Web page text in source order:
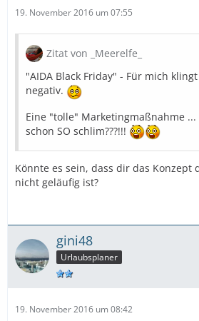
19. November 2016 um 07:55
Zitat von _Meerelfe_
"AIDA Black Friday" - Für mich
negativ.
Eine "tolle" Marketingmaßnahme
schon SO schlim???!!!
Könnte es sein, dass dir das Konzept
nicht geläufig ist?
gini48
Urlaubsplaner
19. November 2016 um 08:42